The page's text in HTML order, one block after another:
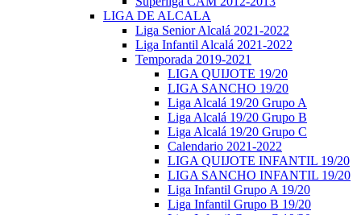
LIGA DE ALCALA
Liga Senior Alcalá 2021-2022
Liga Infantil Alcalá 2021-2022
Temporada 2019-2021
LIGA QUIJOTE 19/20
LIGA SANCHO 19/20
Liga Alcalá 19/20 Grupo A
Liga Alcalá 19/20 Grupo B
Liga Alcalá 19/20 Grupo C
Calendario 2021-2022
LIGA QUIJOTE INFANTIL 19/20
LIGA SANCHO INFANTIL 19/20
Liga Infantil Grupo A 19/20
Liga Infantil Grupo B 19/20